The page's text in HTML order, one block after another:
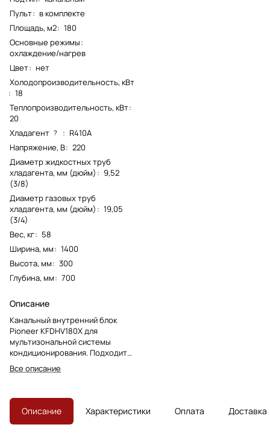
Пульт: в комплекте
Площадь, м2: 180
Основные режимы:
охлаждение/нагрев
Цвет: нет
Холодопроизводительность, кВт
: 18
Теплопроизводительность, кВт:
20
Хладагент ? : R410A
Напряжение, В: 220
Диаметр жидкостных труб
хладагента, мм (дюйм) : 9,52
(3/8)
Диаметр газовых труб
хладагента, мм (дюйм) : 19,05
(3/4)
Вес, кг: 58
Ширина, мм: 1400
Высота, мм: 300
Глубина, мм: 700
Описание
Канальный внутренний блок
Pioneer KFDHV180X для
мультизональной системы
кондиционирования. Подходит
для скрытого монтажа и
распределения воздуха через
Все описание
Описание Характеристики Оплата Доставка